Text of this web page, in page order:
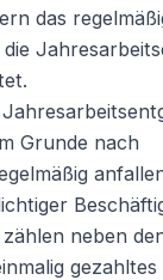
das
Grunde nach
neben